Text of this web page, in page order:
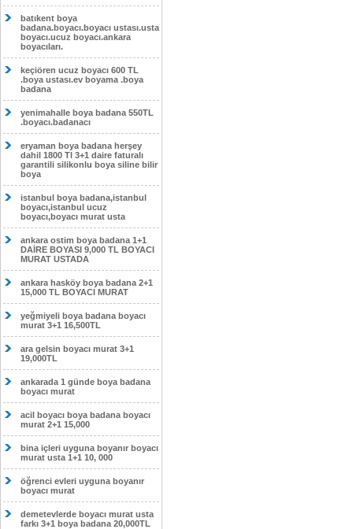
batıkent boya
badana.boyacı.boyacı ustası.usta
boyacı.ucuz boyacı.ankara
boyacıları.
keçiören ucuz boyacı 600 TL
.boya ustası.ev boyama .boya
badana
yenimahalle boya badana 550TL
.boyacı.badanacı
eryaman boya badana herşey
dahil 1800 Tl 3+1 daire faturalı
garantili silikonlu boya siline bilir
boya
istanbul boya badana,istanbul
boyacı,istanbul ucuz
boyacı,boyacı murat usta
ankara ostim boya badana 1+1
DAİRE BOYASI 9,000 TL BOYACI
MURAT USTADA
ankara hasköy boya badana 2+1
15,000 TL BOYACI MURAT
yeğmiyeli boya badana boyacı
murat 3+1 16,500TL
ara gelsin boyacı murat 3+1
19,000TL
ankarada 1 günde boya badana
boyacı murat
acil boyacı boya badana boyacı
murat 2+1 15,000
bina içleri uyguna boyanır boyacı
murat usta 1+1 10, 000
öğrenci evleri uyguna boyanır
boyacı murat
demetevlerde boyacı murat usta
farkı 3+1 boya badana 20,000TL